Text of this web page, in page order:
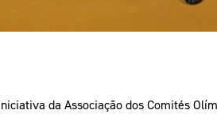
da Associação dos Comités